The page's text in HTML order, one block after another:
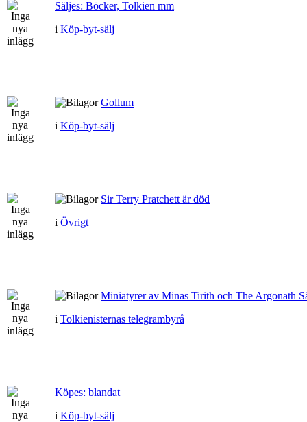
Säljes: Böcker, Tolkien mm
i Köp-byt-sälj
Gollum
i Köp-byt-sälj
Sir Terry Pratchett är död
i Övrigt
Miniatyrer av Minas Tirith och The Argonath
i Tolkienisternas telegrambyrå
Köpes: blandat
i Köp-byt-sälj